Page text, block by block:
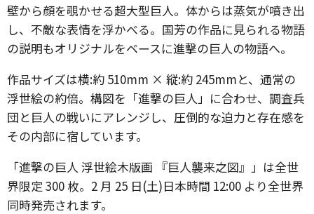
壁から顔を覗かせる超大型巨人。体からは蒸気が噴き出
し、不敵な表情を浮かべる。国芳の作品に見られる物語
の説明もオリジナルをベースに進撃の巨人の物語へ。
作品サイズは横:約 510mm × 縦:約 245mmと、通常の
浮世絵の約倍。構図を「進撃の巨人」に合わせ、調査兵
団と巨人の戦いにアレンジし、圧倒的な迫力と存在感を
その内部に宿しています。
「進撃の巨人 浮世絵木版画 『巨人襲来之図』」は全世
界限定 300 枚。2 月 25 日(土)日本時間 12:00 より全世界
同時発売されます。